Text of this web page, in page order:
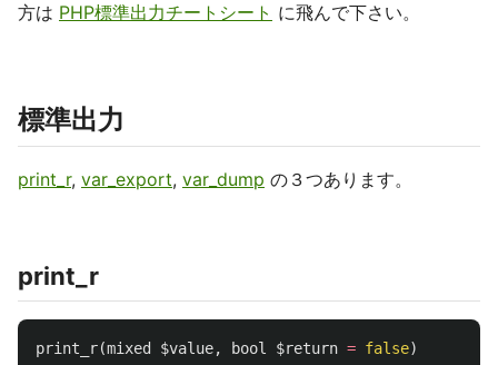
方は PHP標準出力チートシート に飛んで下さい。
標準出力
print_r, var_export, var_dump の３つあります。
print_r
print_r(mixed $value, bool $return = false)